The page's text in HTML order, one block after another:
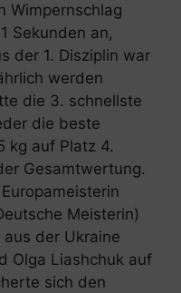
Wimpernschlag
Sekunden an,
der 1. Disziplin war
werden
die 3. schnellste
die beste
kg auf Platz 4.
Gesamtwertung.
Meisterin)
der Ukraine
Olga Liashchuk auf
sich den